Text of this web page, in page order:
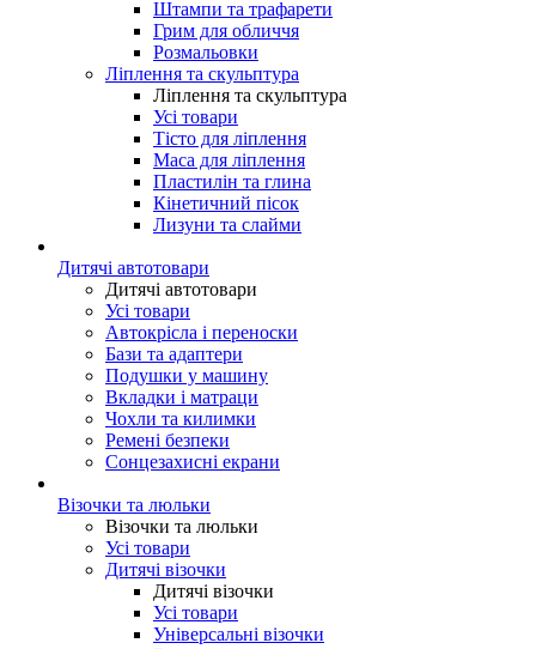
Штампи та трафарети
Грим для обличчя
Розмальовки
Ліплення та скульптура
Ліплення та скульптура
Усі товари
Тісто для ліплення
Маса для ліплення
Пластилін та глина
Кінетичний пісок
Лизуни та слайми
Дитячі автотовари
Дитячі автотовари
Усі товари
Автокрісла і переноски
Бази та адаптери
Подушки у машину
Вкладки і матраци
Чохли та килимки
Ремені безпеки
Сонцезахисні екрани
Візочки та люльки
Візочки та люльки
Усі товари
Дитячі візочки
Дитячі візочки
Усі товари
Універсальні візочки